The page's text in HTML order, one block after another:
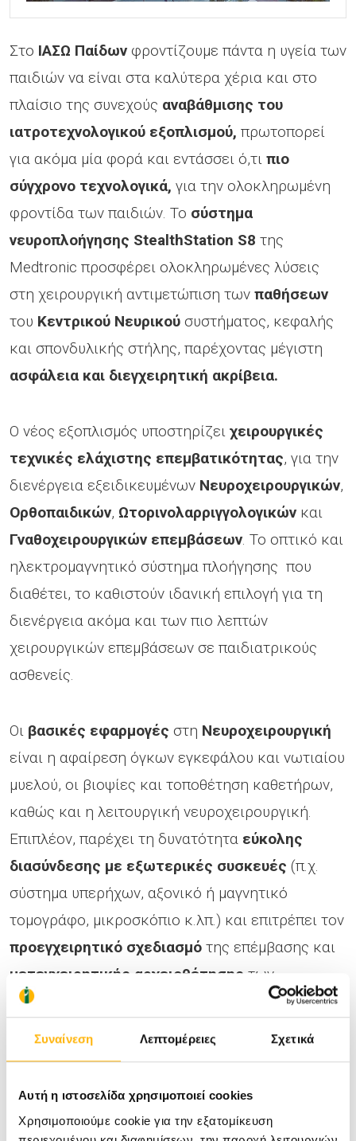
Συναίνεση Λεπτομέρειες Σχετικά
Αυτή η ιστοσελίδα χρησιμοποιεί cookies
Χρησιμοποιούμε cookie για την εξατομίκευση
Στο ΙΑΣΩ Παίδων φροντίζουμε πάντα η υγεία των
παιδιών να είναι στα καλύτερα χέρια και στο
πλαίσιο της συνεχούς αναβάθμισης του
ιατροτεχνολογικού εξοπλισμού, πρωτοπορεί
για ακόμα μία φορά και εντάσσει ό,τι πιο
σύγχρονο τεχνολογικά, για την ολοκληρωμένη
φροντίδα των παιδιών. Το σύστημα
νευροπλοήγησης StealthStation S8 της
Medtronic προσφέρει ολοκληρωμένες λύσεις
στη χειρουργική αντιμετώπιση των παθήσεων
του Κεντρικού Νευρικού συστήματος, κεφαλής
και σπονδυλικής στήλης, παρέχοντας μέγιστη
ασφάλεια και διεγχειρητική ακρίβεια.
Ο νέος εξοπλισμός υποστηρίζει χειρουργικές
τεχνικές ελάχιστης επεμβατικότητας, για την
διενέργεια εξειδικευμένων Νευροχειρουργικών,
Ορθοπαιδικών, Ωτορινολαρριγγολογικών και
Γναθοχειρουργικών επεμβάσεων. Το οπτικό και
ηλεκτρομαγνητικό σύστημα πλοήγησης που
διαθέτει, το καθιστούν ιδανική επιλογή για τη
διενέργεια ακόμα και των πιο λεπτών
χειρουργικών επεμβάσεων σε παιδιατρικούς
ασθενείς.
Οι βασικές εφαρμογές στη Νευροχειρουργική
είναι η αφαίρεση όγκων εγκεφάλου και νωτιαίου
μυελού, οι βιοψίες και τοποθέτηση καθετήρων,
καθώς και η λειτουργική νευροχειρουργική.
Επιπλέον, παρέχει τη δυνατότητα εύκολης
διασύνδεσης με εξωτερικές συσκευές (π.χ.
σύστημα υπερήχων, αξονικό ή μαγνητικό
τομογράφο, μικροσκόπιο κ.λπ.) και επιτρέπει τον
προεγχειρητικό σχεδιασμό της επέμβασης και
μετεγχειρητικής αρχειοθέτησης των
δεδομένων. Η
και σε
αποτελεσματικότητα της επέμβασης.